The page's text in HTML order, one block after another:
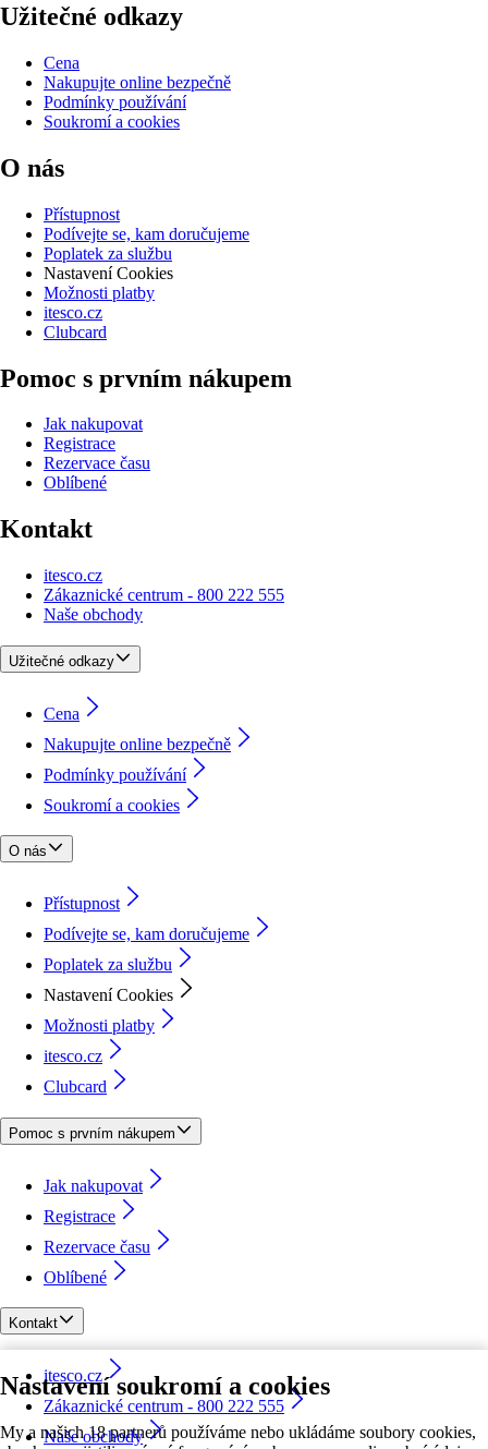
Nastavení soukromí a cookies
My a našich 18 partnerů používáme nebo ukládáme soubory cookies,
Užitečné odkazy
Cena
Nakupujte online bezpečně
Podmínky používání
Soukromí a cookies
O nás
Přístupnost
Podívejte se, kam doručujeme
Poplatek za službu
Nastavení Cookies
Možnosti platby
itesco.cz
Clubcard
Pomoc s prvním nákupem
Jak nakupovat
Registrace
Rezervace času
Oblíbené
Kontakt
itesco.cz
Zákaznické centrum - 800 222 555
Naše obchody
Užitečné odkazy
Cena
Nakupujte online bezpečně
Podmínky používání
Soukromí a cookies
O nás
Přístupnost
Podívejte se, kam doručujeme
Poplatek za službu
Nastavení Cookies
Možnosti platby
itesco.cz
Clubcard
Pomoc s prvním nákupem
Jak nakupovat
Registrace
Rezervace času
Oblíbené
Kontakt
itesco.cz
Zákaznické centrum - 800 222 555
Naše obchody